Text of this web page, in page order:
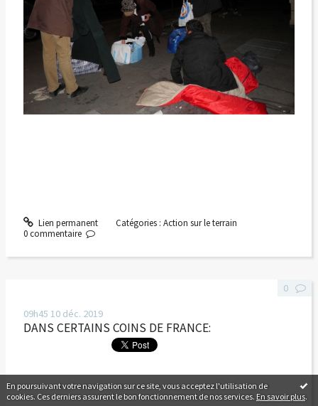
En poursuivant votre navigation sur ce site, vous acceptez l'utilisation de
cookies. Ces derniers assurent le bon fonctionnement de nos services. En savoir plus.
Lien permanent Catégories : Action sur le terrain
0 commentaire
09h45 10 déc. 2019
DANS CERTAINS COINS DE FRANCE:
0